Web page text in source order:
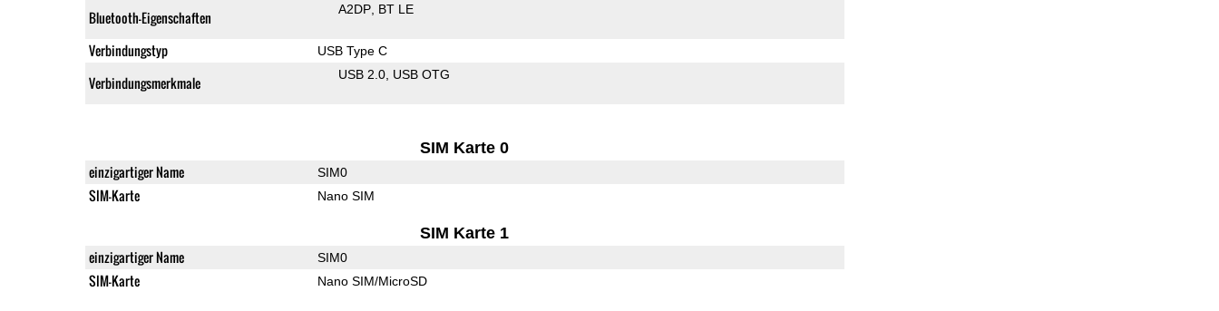
Bluetooth-Eigenschaften A2DP BT LE
Verbindungstyp USB Type C
Verbindungsmerkmale USB 2.0 USB OTG
SIM Karte 0
einzigartiger Name SIM0
SIM-Karte Nano SIM
SIM Karte 1
einzigartiger Name SIM0
SIM-Karte Nano SIM/MicroSD